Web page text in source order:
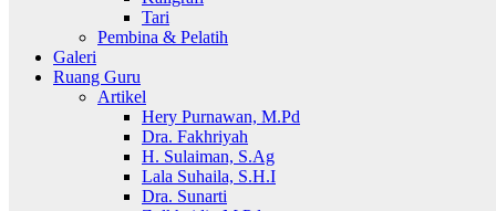
Tari
Pembina & Pelatih
Galeri
Ruang Guru
Artikel
Hery Purnawan, M.Pd
Dra. Fakhriyah
H. Sulaiman, S.Ag
Lala Suhaila, S.H.I
Dra. Sunarti